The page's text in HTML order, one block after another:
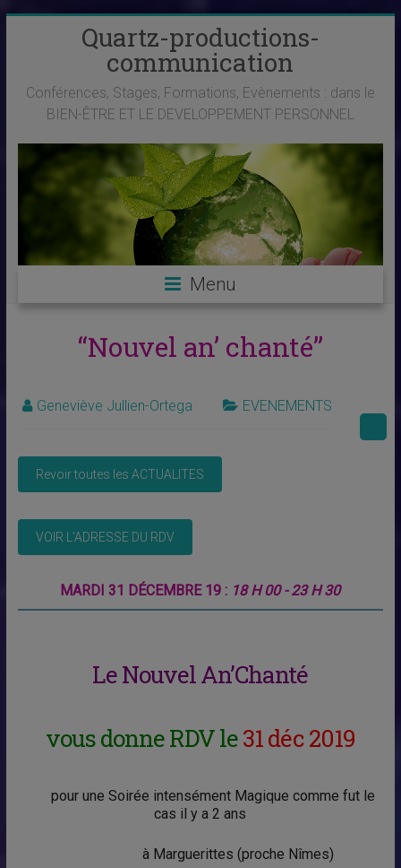
Quartz-productions-
communication
Conférences, Stages, Formations, Evènements : dans le
BIEN-ÊTRE ET LE DEVELOPPEMENT PERSONNEL
Menu
“Nouvel an’ chanté”
Geneviève Jullien-Ortega EVENEMENTS
MARDI 31 DÉCEMBRE 19 : 18 H 00 - 23 H 30
LeNouvelAn’Chanté
vous donne RDVle31 déc 2019
pour une Soirée intensément Magique comme fut le
cas il y a 2 ans
à Marguerittes (proche Nîmes)